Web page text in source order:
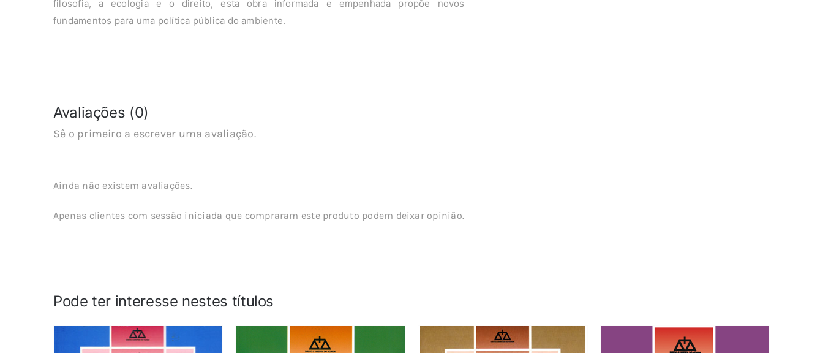
filosofia, a ecologia e o direito, esta obra informada e empenhada propõe novos
fundamentos para uma política pública do ambiente.
Avaliações (0)
Sê o primeiro a escrever uma avaliação.
Ainda não existem avaliações.
Apenas clientes com sessão iniciada que compraram este produto podem deixar opinião.
Pode ter interesse nestes títulos